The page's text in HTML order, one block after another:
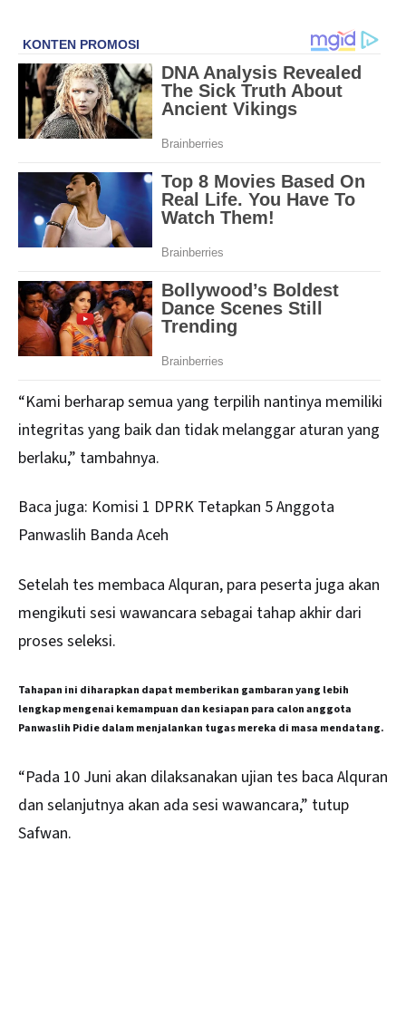
“Kami berharap semua yang terpilih nantinya memiliki
integritas yang baik dan tidak melanggar aturan yang
berlaku,” tambahnya.
Baca juga: Komisi 1 DPRK Tetapkan 5 Anggota
Panwaslih Banda Aceh
Setelah tes membaca Alquran, para peserta juga akan
mengikuti sesi wawancara sebagai tahap akhir dari
proses seleksi.
Tahapan ini diharapkan dapat memberikan gambaran yang lebih
lengkap mengenai kemampuan dan kesiapan para calon anggota
Panwaslih Pidie dalam menjalankan tugas mereka di masa mendatang.
“Pada 10 Juni akan dilaksanakan ujian tes baca Alquran
dan selanjutnya akan ada sesi wawancara,” tutup
Safwan.